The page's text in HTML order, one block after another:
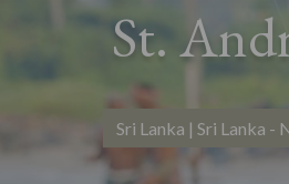
St.
Sri Lanka | Sri Lanka -